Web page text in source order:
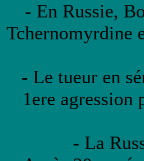
- En Russie,
Tchernomyrdine
- Le tueur en
1ere agression
- La